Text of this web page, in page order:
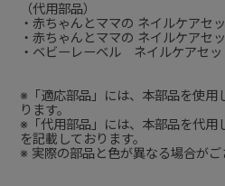
（代用部品）
・赤ちゃんとママの ネイルケアセ
・赤ちゃんとママの ネイルケア
・ベビーレーベル ネイルケアセ
※「適応部品」には、本部品を使用
ります。
※「代用部品」には、本部品を代用
を記載しております。
※ 実際の部品と色が異なる場合がご